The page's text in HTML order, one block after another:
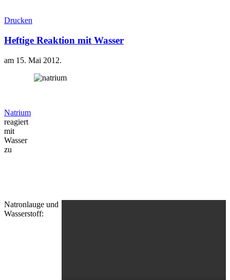
Drucken
Heftige Reaktion mit Wasser
am 15. Mai 2012.
Natrium
reagiert
mit
Wasser
zu
Natronlauge und
Wasserstoff: